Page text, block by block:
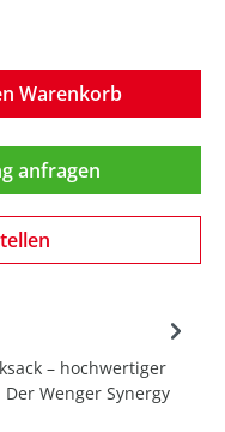
gewünschten
Warenkorb
anfragen
– hochwertiger
Wenger Synergy